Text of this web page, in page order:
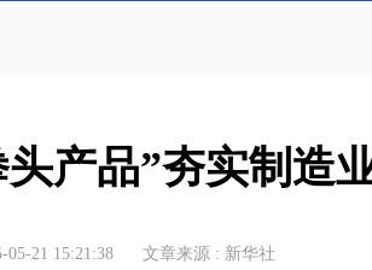
产品”夯实制造
21 15:21:38 文章来源 : 新华社